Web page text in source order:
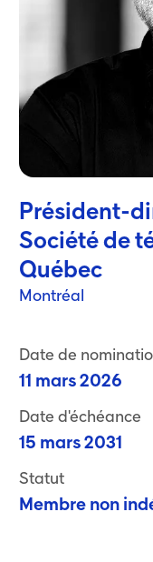
Président-
Société de
Québec
Montréal
Date de
11 mars 2026
Date d'échéance
15 mars 2031
Statut
Membre non